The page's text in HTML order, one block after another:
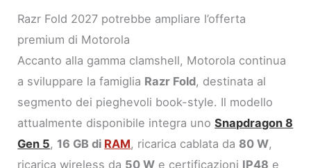
Razr Fold 2027 potrebbe ampliare l’offerta
premium di Motorola
Accanto alla gamma clamshell, Motorola continua
a sviluppare la famiglia Razr Fold, destinata al
segmento dei pieghevoli book-style. Il modello
attualmente disponibile integra unoSnapdragon 8
Gen 5, 16 GB di RAM, ricarica cablata da 80 W,
ricarica wireless da 50 W e certificazioni IP48 e